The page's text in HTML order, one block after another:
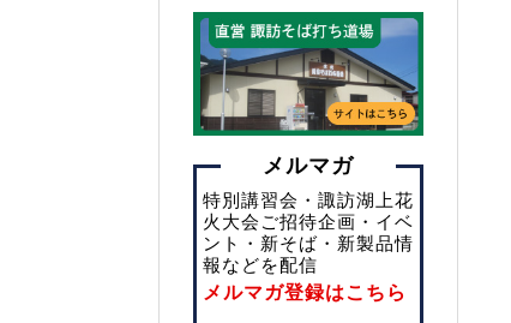
メルマガ
特別講習会・諏訪湖上花
火大会ご招待企画・イベ
ント・新そば・新製品情
報などを配信
メルマガ登録はこちら